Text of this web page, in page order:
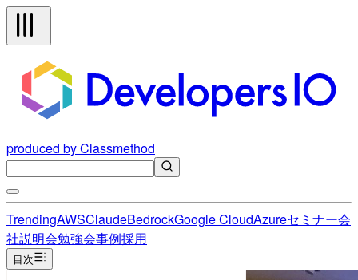
produced by Classmethod
TrendingAWSClaudeBedrockGoogle CloudAzureセミナー会
社説明会勉強会事例採用
目次